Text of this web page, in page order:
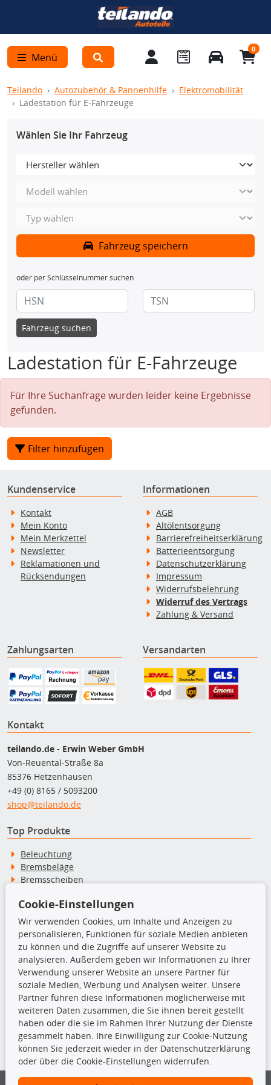
Menü
0
Teilando Autozubehör & Pannenhilfe
Elektromobilität
Ladestation für E-Fahrzeuge
Wählen Sie Ihr Fahrzeug
Fahrzeug speichern
oder per Schlüsselnummer suchen
Fahrzeug suchen
Ladestation für E-Fahrzeuge
Für Ihre Suchanfrage wurden leider keine Ergebnisse
gefunden.
Filter hinzufügen
Kundenservice
Kontakt
Mein Konto
Mein Merkzettel
Newsletter
Reklamationen und
Rücksendungen
Informationen
AGB
Altölentsorgung
Barrierefreiheitserklärung
Batterieentsorgung
Datenschutzerklärung
Impressum
Widerrufsbelehrung
Widerruf des Vertrags
Zahlung & Versand
Zahlungsarten Versandarten
Kontakt
teilando.de - Erwin Weber GmbH
Von-Reuental-Straße 8a
85376 Hetzenhausen
+49 (0) 8165 / 5093200
shop@teilando.de
Top Produkte
Beleuchtung
Bremsbeläge
Bremsscheiben
Querlenker
Radlager
Stoßdämpfer
TecDoc Inside
Die hier angezeigten Daten insbesondere die gesamte Datenbank dürfen
nicht kopiert werden.
Es ist zu unterlassen, die Daten oder die gesamte Datenbank ohne
vorherige Zustimmung von TecDoc zu vervielfältigen, zu verbreiten
Cookie-Einstellungen
Wir verwenden Cookies, um Inhalte und Anzeigen zu
personalisieren, Funktionen für soziale Medien anbieten
zu können und die Zugriffe auf unserer Website zu
analysieren. Außerdem geben wir Informationen zu Ihrer
Verwendung unserer Website an unsere Partner für
soziale Medien, Werbung und Analysen weiter. Unsere
Partner führen diese Informationen möglicherweise mit
weiteren Daten zusammen, die Sie ihnen bereit gestellt
haben oder die sie im Rahmen Ihrer Nutzung der Dienste
gesammelt haben. Ihre Einwilligung zur Cookie-Nutzung
können Sie jederzeit wieder in der Datenschutzerklärung
oder über die Cookie-Einstellungen widerrufen.